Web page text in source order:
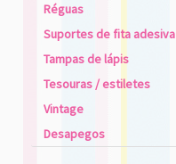
Réguas
Suportes de fita adesiva
Tampas de lápis
Tesouras / estiletes
Vintage
Desapegos